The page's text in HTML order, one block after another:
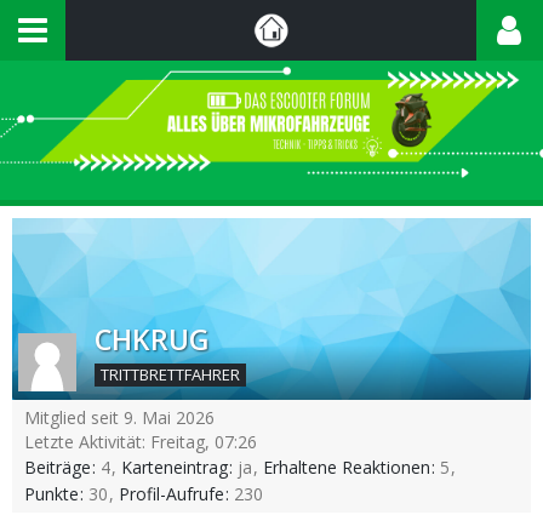
CHKRUG
TRITTBRETTFAHRER
Mitglied seit 9. Mai 2026
Letzte Aktivität: Freitag, 07:26
Beiträge 4 Karteneintrag ja Erhaltene Reaktionen 5
Punkte 30 Profil-Aufrufe 230